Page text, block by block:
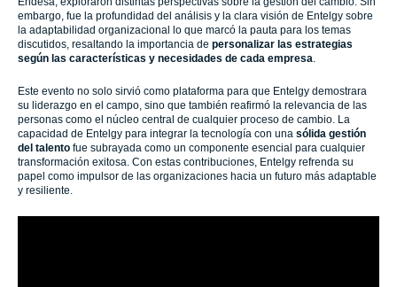
embargo, fue la profundidad del análisis y la clara visión de Entelgy sobre
la adaptabilidad organizacional lo que marcó la pauta para los temas
discutidos, resaltando la importancia de personalizar las estrategias
según las características y necesidades de cada empresa.
Este evento no solo sirvió como plataforma para que Entelgy demostrara
su liderazgo en el campo, sino que también reafirmó la relevancia de las
personas como el núcleo central de cualquier proceso de cambio. La
capacidad de Entelgy para integrar la tecnología con una sólida gestión
del talento fue subrayada como un componente esencial para cualquier
transformación exitosa. Con estas contribuciones, Entelgy refrenda su
papel como impulsor de las organizaciones hacia un futuro más adaptable
y resiliente.